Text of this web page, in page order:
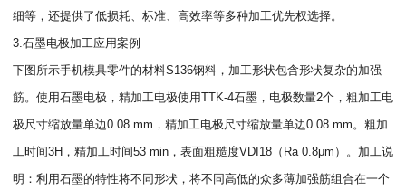
细等，还提供了低损耗、标准、高效率等多种加工优先权选择。
3.石墨电极加工应用案例
下图所示手机模具零件的材料S136钢料，加工形状包含形状复杂的加强
筋。使用石墨电极，精加工电极使用TTK-4石墨，电极数量2个，粗加工电
极尺寸缩放量单边0.08 mm，精加工电极尺寸缩放量单边0.08 mm。粗加
工时间3H，精加工时间53 min，表面粗糙度VDI18（Ra 0.8μm）。加工说
明：利用石墨的特性将不同形状，将不同高低的众多薄加强筋组合在一个